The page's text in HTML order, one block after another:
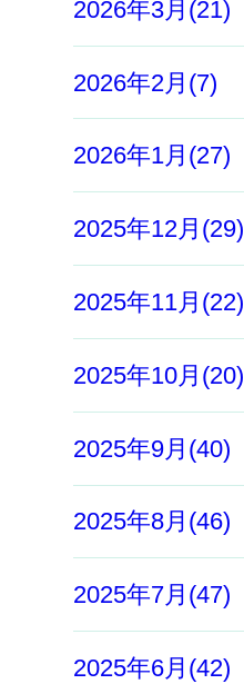
2026年3月(21)
2026年2月(7)
2026年1月(27)
2025年12月(29)
2025年11月(22)
2025年10月(20)
2025年9月(40)
2025年8月(46)
2025年7月(47)
2025年6月(42)